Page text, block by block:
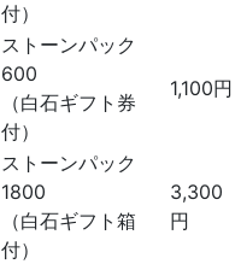
付）
ストーンパック
600
（白石ギフト券
付）
1,100円
ストーンパック
1800
（白石ギフト箱
付）
3,300
円